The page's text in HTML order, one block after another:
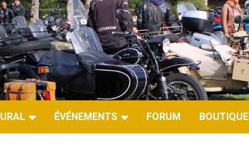
URAL ÉVÉNEMENTS FORUM BOUTIQUE